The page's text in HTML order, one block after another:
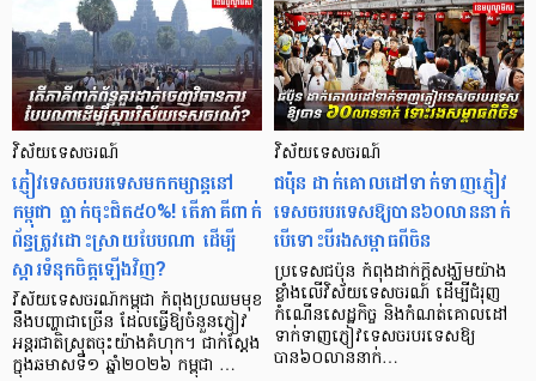
វិស័យទេសចរណ៍
ភ្ញៀវទេសចរបរទេសមកកម្សាន្តនៅ
កម្ពុជា ធ្លាក់ចុះជិត៥០%! តើភាគីពាក់
ព័ន្ធត្រូវដោះស្រាយបែបណា ដើម្បី
ស្តារទំនុកចិត្តឡើងវិញ?
វិស័យទេសចរណ៍កម្ពុជា កំពុងប្រឈមមុខ
នឹងបញ្ហាជាច្រើន ដែលធ្វើឱ្យចំនួនភ្ញៀវ
អន្តរជាតិស្រុតចុះយ៉ាងគំហុក។ ជាក់ស្តែង
ក្នុងឆមាសទី១ ឆ្នាំ២០២៦ កម្ពុជា …
វិស័យទេសចរណ៍
ជប៉ុន ដាក់​គោលដៅទាក់ទាញភ្ញៀវ
ទេសចរបរទេសឱ្យបាន៦០លាននាក់
បើទោះបីរងសម្ពាធពីចិន
ប្រទេសជប៉ុន កំពុងដាក់ក្តីសង្ឃឹមយ៉ាង
ខ្លាំងលើវិស័យទេសចរណ៍ ដើម្បីជំរុញ
កំណើនសេដ្ឋកិច្ច និងកំណត់គោលដៅ
ទាក់ទាញភ្ញៀវទេសចរបរទេសឱ្យ
បាន៦០លាននាក់…